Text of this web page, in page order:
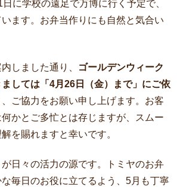
に学校の遠足で万博に行く予定で、
ます。お弁当作りにも自然と気合い
しました通り、
ゴールデンウィーク
しては「4月26日（金）まで」にご依
、ご協力をお願い申し上げます。お客
かとご多忙とは存じますが、スムー
を賜れますと幸いです。
が日々の活力の源です。トミヤのお弁
毎日のお役に立てるよう、5月も丁寧